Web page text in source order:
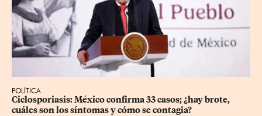
POLÍTICA
Ciclosporiasis: México confirma 33 casos; ¿hay brote,
cuáles son los síntomas y cómo se contagia?